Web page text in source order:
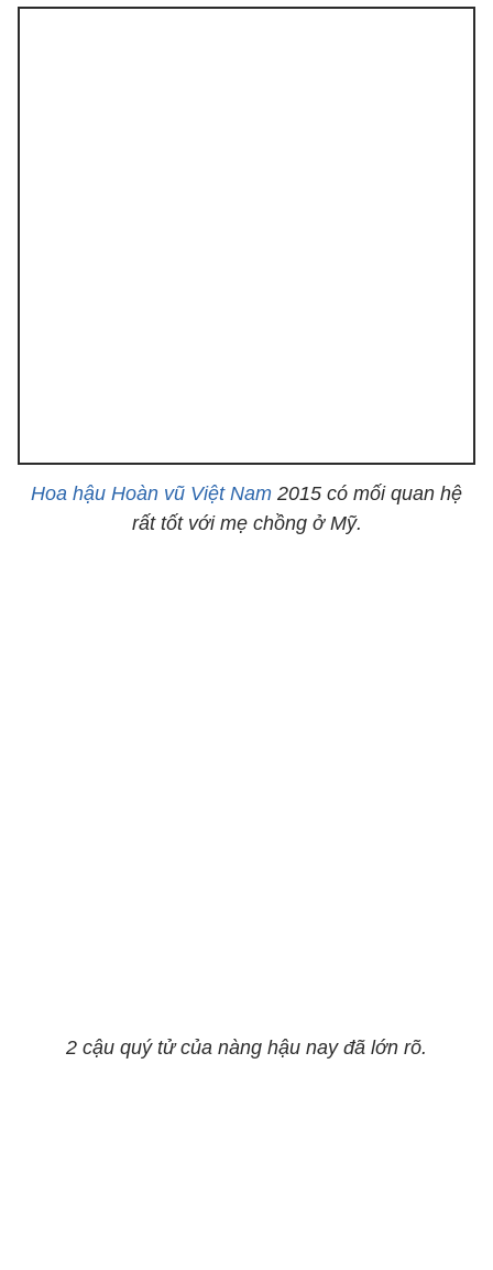
Hoa hậu Hoàn vũ Việt Nam 2015 có mối quan hệ
rất tốt với mẹ chồng ở Mỹ.
2 cậu quý tử của nàng hậu nay đã lớn rõ.